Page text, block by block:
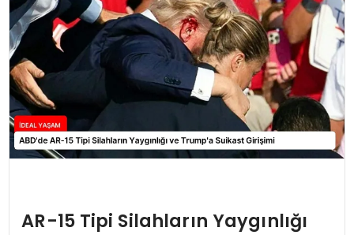
AR-15 Tipi Silahların Yaygınlığı